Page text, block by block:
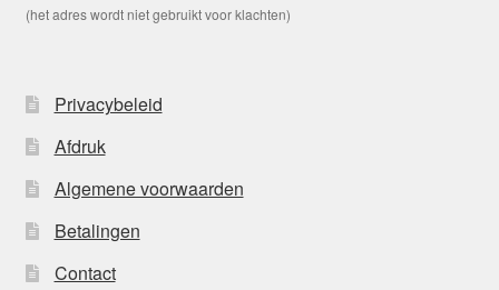
(het adres wordt niet gebruikt voor klachten)
Privacybeleid
Afdruk
Algemene voorwaarden
Betalingen
Contact